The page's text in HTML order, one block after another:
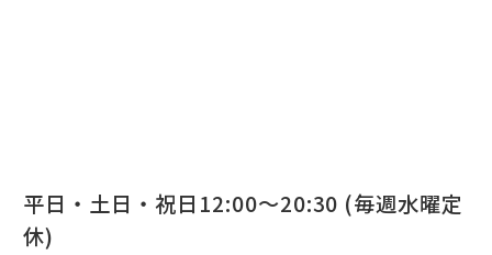
平日・土日・祝日12:00～20:30 (毎週水曜定
休)